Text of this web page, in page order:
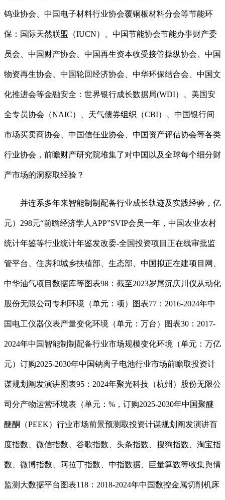
钨业协会、中国电子材料行业协会覆铜板材料分会等节能环
保：国际天然联盟（IUCN）、中国节能协会节能办事财产委
员会、中国财产协会、中国再生资本收受接管操纵协会、中国
物资再生协会、中国轮回经济协会、中华环保结合会、中国文
化推进会等金融安全：世界银行成长数据局(WDI）、美国安
全专员协会（NAIC）、天气债券组织（CBI）、中国银行间
市场买卖商协会、中国信任业协会、中国资产评估协会等各类
行业协会，前瞻财产研究院堆集了对中国以及全球每个细分财
产市场的洞察取经验？
并连系多年来智能制制配备行业成长轨迹及实践经验，亿
元）298元“前瞻经济学人APP”SVIP会员一年，中国农业农村
统计年鉴等行业统计年鉴发改委-全国投资项目正在线审批监
管平台、住房和城乡扶植部、生态部、中国拟正在建项目网、
中华油气项目数据库等图表98：截至2023岁尾沉庆川仪从动化
股份无限公司专利环境（单元：项）图表77：2016-2024年中
国电工仪器仪表产量变化环境（单元：万台）图表30：2017-
2024年中国智能制制配备行业市场规模变化环境（单元：万亿
元）订购2025-2030年中国钠离子电池行业市场前瞻取投资计
谋规划阐发演讲图表95：2024年聚光科技（杭州）股份无限公
司分产物运营环境表（单元：%，订购2025-2030年中国聚醚
醚酮（PEEK）行业市场前景预测取投资计谋规划阐发演讲百
度指数、微信指数、谷歌指数、头条指数、搜狗指数、淘宝指
数、微博指数、阿拉丁指数、中指数据、巨量算数等收集舆情
监测大数据平台图表118：2018-2024年中国数控金属切削机床